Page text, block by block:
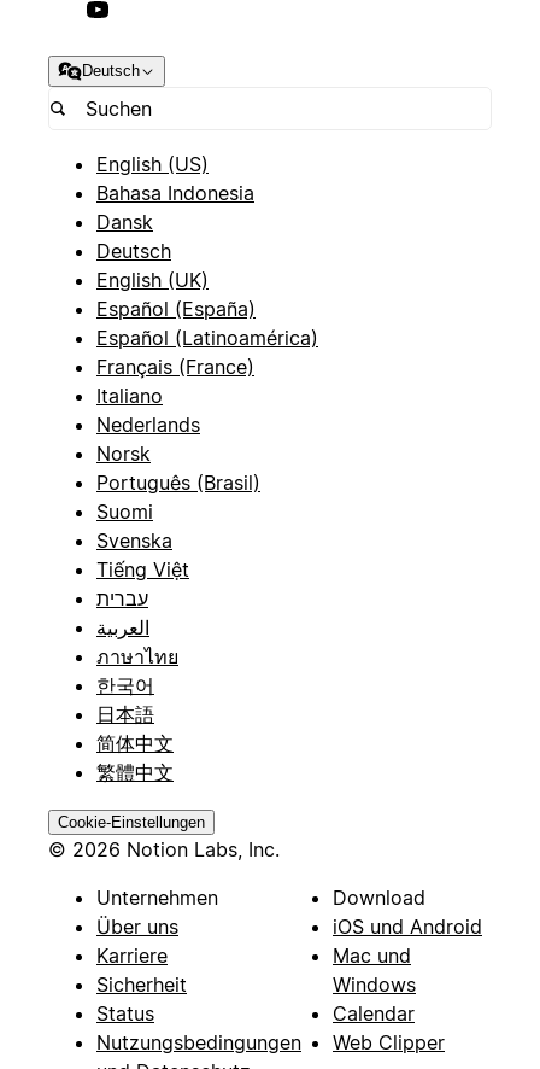
Deutsch
English (US)
Bahasa Indonesia
Dansk
Deutsch
English (UK)
Español (España)
Español (Latinoamérica)
Français (France)
Italiano
Nederlands
Norsk
Português (Brasil)
Suomi
Svenska
Tiếng Việt
עברית
العربية
ภาษาไทย
한국어
日本語
简体中文
繁體中文
Cookie-Einstellungen
© 2026 Notion Labs, Inc.
Unternehmen
Über uns
Karriere
Sicherheit
Status
Nutzungsbedingungen
Download
iOS und Android
Mac und
Windows
Calendar
Web Clipper